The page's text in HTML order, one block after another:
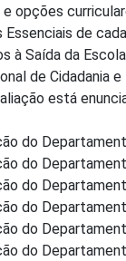
opções
Essenciais​ de
à Saída da
de Cidadania
está
do
do
do
do
do
do